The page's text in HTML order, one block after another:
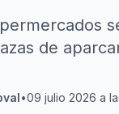
de
•09 julio 2026 a